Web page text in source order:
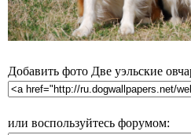
Добавить фото Две уэльские
или воспользуйтесь форумом: